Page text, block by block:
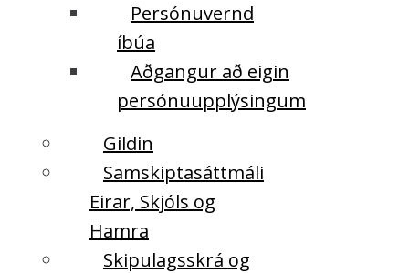
Persónuvernd
íbúa
Aðgangur að eigin
persónuupplýsingum
Gildin
Samskiptasáttmáli
Eirar, Skjóls og
Hamra
Skipulagsskrá og